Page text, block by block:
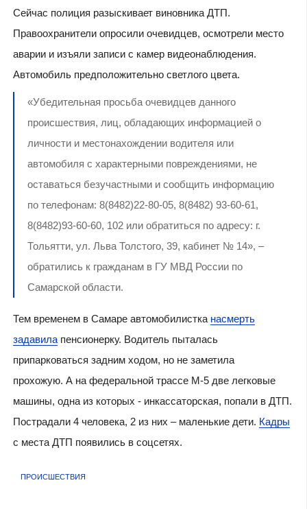
Сейчас полиция разыскивает виновника ДТП.
Правоохранители опросили очевидцев, осмотрели место
аварии и изъяли записи с камер видеонаблюдения.
Автомобиль предположительно светлого цвета.
«Убедительная просьба очевидцев данного
происшествия, лиц, обладающих информацией о
личности и местонахождении водителя или
автомобиля с характерными повреждениями, не
оставаться безучастными и сообщить информацию
по телефонам: 8(8482)22-80-05, 8(8482) 93-60-61,
8(8482)93-60-60, 102 или обратиться по адресу: г.
Тольятти, ул. Льва Толстого, 39, кабинет № 14», –
обратились к гражданам в ГУ МВД России по
Самарской области.
Тем временем в Самаре автомобилистка насмерть
задавилапенсионерку. Водитель пыталась
припарковаться задним ходом, но не заметила
прохожую. А на федеральной трассе М-5 две легковые
машины, одна из которых - инкассаторская, попали в ДТП.
Пострадали 4 человека, 2 из них – маленькие дети. Кадры
с места ДТП появились в соцсетях.
ПРОИСШЕСТВИЯ